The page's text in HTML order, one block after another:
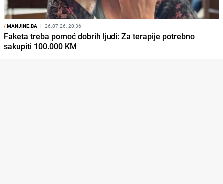
/MANJINE.BA I 26.07.26. 20:36
Faketa treba pomoć dobrih ljudi: Za terapije potrebno
sakupiti 100.000 KM